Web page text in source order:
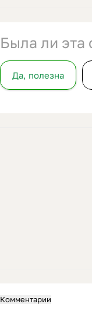
Была ли эта
Да, полезна
Комментарии